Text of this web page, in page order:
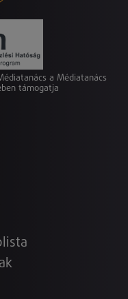
a Médiatanács
támogatja